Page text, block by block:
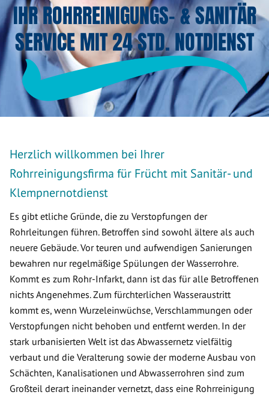
IHR ROHRREINIGUNGS- & SANITÄR
SERVICE MIT 24 STD. NOTDIENST
Herzlich willkommen bei Ihrer
Rohrreinigungsfirma für Frücht mit Sanitär- und
Klempnernotdienst
Es gibt etliche Gründe, die zu Verstopfungen der
Rohrleitungen führen. Betroffen sind sowohl ältere als auch
neuere Gebäude. Vor teuren und aufwendigen Sanierungen
bewahren nur regelmäßige Spülungen der Wasserrohre.
Kommt es zum Rohr-Infarkt, dann ist das für alle Betroffenen
nichts Angenehmes. Zum fürchterlichen Wasseraustritt
kommt es, wenn Wurzeleinwüchse, Verschlammungen oder
Verstopfungen nicht behoben und entfernt werden. In der
stark urbanisierten Welt ist das Abwassernetz vielfältig
verbaut und die Veralterung sowie der moderne Ausbau von
Schächten, Kanalisationen und Abwasserrohren sind zum
Großteil derart ineinander vernetzt, dass eine Rohrreinigung